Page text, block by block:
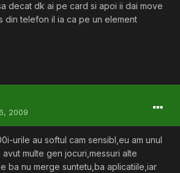
decat dk ai pe card si apoi ii dai move
din telefon il ia ca pe un element
2009
urile au softul cam sensibl,eu am unul
multe gen jocuri,messuri alte
ba nu merge suntetu,ba aplicatiile,iar